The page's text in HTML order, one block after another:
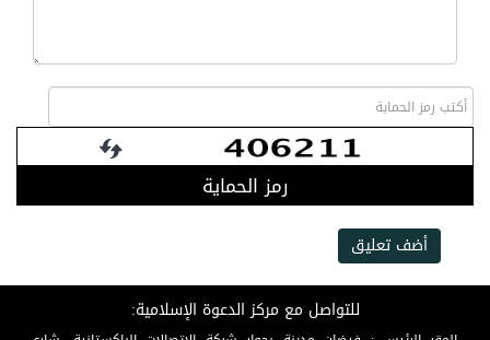
رمز الحماية
أضف تعليق
للتواصل مع مركز الدعوة الإسلامية: